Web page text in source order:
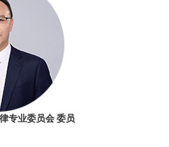
专业委员会 委员